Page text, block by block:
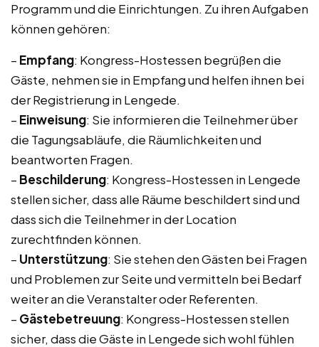
Programm und die Einrichtungen. Zu ihren Aufgaben
können gehören:
– Empfang: Kongress-Hostessen begrüßen die
Gäste, nehmen sie in Empfang und helfen ihnen bei
der Registrierung in Lengede.
– Einweisung: Sie informieren die Teilnehmer über
die Tagungsabläufe, die Räumlichkeiten und
beantworten Fragen.
– Beschilderung: Kongress-Hostessen in Lengede
stellen sicher, dass alle Räume beschildert sind und
dass sich die Teilnehmer in der Location
zurechtfinden können.
– Unterstützung: Sie stehen den Gästen bei Fragen
und Problemen zur Seite und vermitteln bei Bedarf
weiter an die Veranstalter oder Referenten.
– Gästebetreuung: Kongress-Hostessen stellen
sicher, dass die Gäste in Lengede sich wohl fühlen